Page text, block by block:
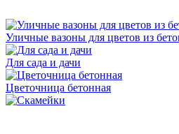
Уличные вазоны для цветов из
Для сада и дачи
Цветочница бетонная